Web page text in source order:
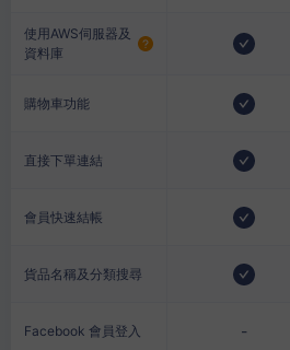
使用AWS伺服器及
資料庫
購物車功能
直接下單連結
會員快速結帳
貨品名稱及分類搜尋
Facebook 會員登入 -